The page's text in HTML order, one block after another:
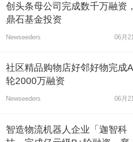
创头条母公司完成数千万融资，
鼎石基金投资
Newseeders 06月
社区精品购物店好邻好物完成A
轮2000万融资
Newseeders 06月
智造物流机器人企业「迦智科